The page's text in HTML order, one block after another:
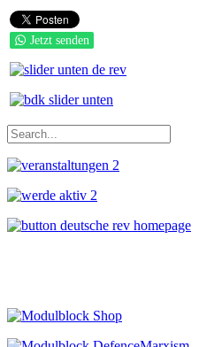
Jetzt senden